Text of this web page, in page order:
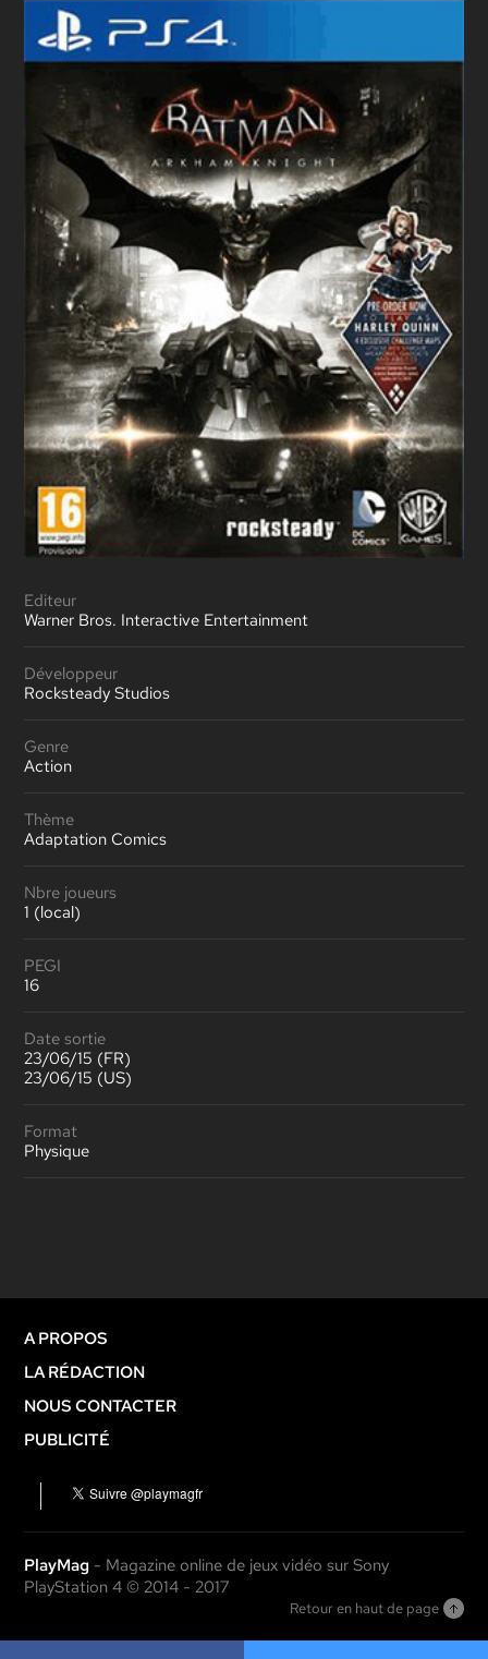
Editeur
Warner Bros. Interactive Entertainment
Développeur
Rocksteady Studios
Genre
Action
Thème
Adaptation Comics
Nbre joueurs
1 (local)
PEGI
16
Date sortie
23/06/15 (FR)
23/06/15 (US)
Format
Physique
A PROPOS
LA RÉDACTION
NOUS CONTACTER
PUBLICITÉ
PlayMag - Magazine online de jeux vidéo sur Sony
PlayStation 4 © 2014 - 2017
Retour en haut de page